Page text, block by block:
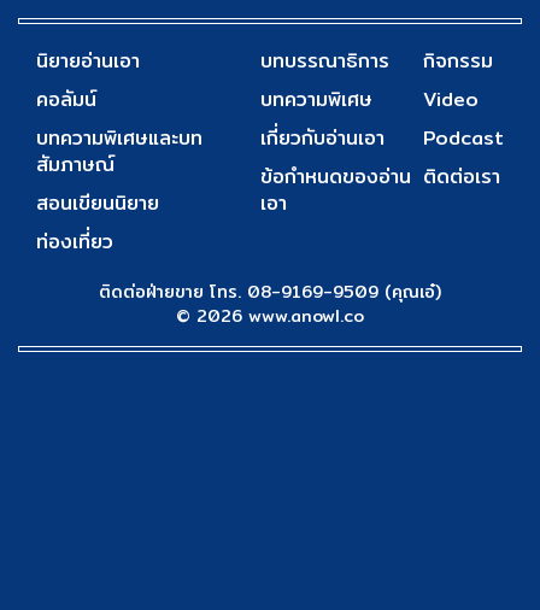
นิยายอ่านเอา
คอลัมน์
บทความพิเศษและบท
สัมภาษณ์
สอนเขียนนิยาย
ท่องเที่ยว
บทบรรณาธิการ
บทความพิเศษ
เกี่ยวกับอ่านเอา
ข้อกำหนดของอ่าน
เอา
กิจกรรม
Video
Podcast
ติดต่อเรา
ติดต่อฝ่ายขาย โทร. 08-9169-9509 (คุณเอ๋)
© 2026 www.anowl.co